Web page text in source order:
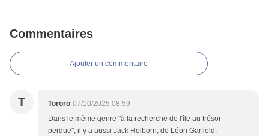
Commentaires
Ajouter un commentaire
T Tororo 07/10/2025 08:59
Dans le même genre "à la recherche de l'île au trésor
perdue", il y a aussi Jack Holborn, de Léon Garfield.